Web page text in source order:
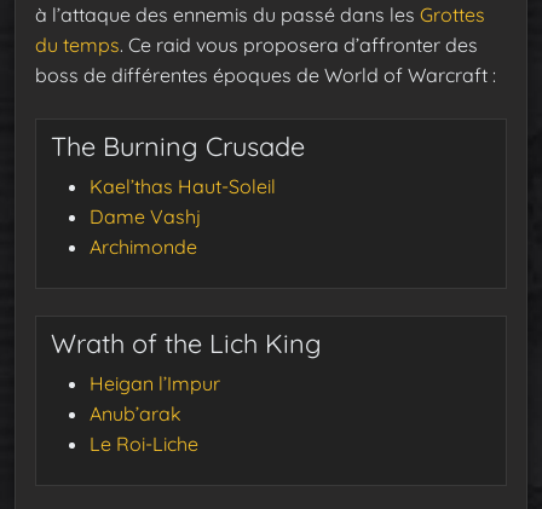
à l’attaque des ennemis du passé dans les Grottes
du temps. Ce raid vous proposera d’affronter des
boss de différentes époques de World of Warcraft :
The Burning Crusade
Kael’thas Haut-Soleil
Dame Vashj
Archimonde
Wrath of the Lich King
Heigan l’Impur
Anub’arak
Le Roi-Liche